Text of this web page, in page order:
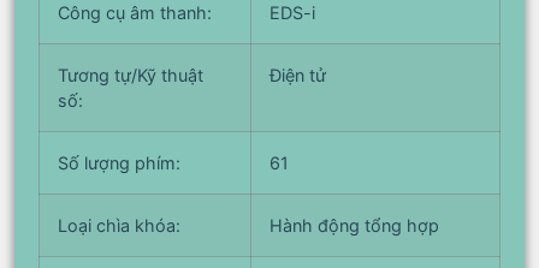
Công cụ âm thanh: EDS-i
Tương tự/Kỹ thuật
số:
Điện tử
Số lượng phím: 61
Loại chìa khóa: Hành động tổng hợp